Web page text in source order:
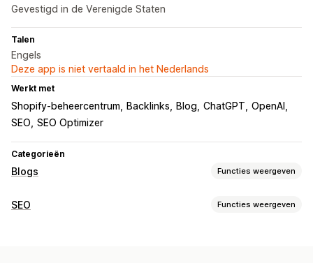
Gevestigd in de Verenigde Staten
Talen
Engels
Deze app is niet vertaald in het Nederlands
Werkt met
Shopify-beheercentrum Backlinks Blog ChatGPT OpenAI
SEO SEO Optimizer
Categorieën
Blogs Functies weergeven
Contentontwikkeling
SEO Functies weergeven